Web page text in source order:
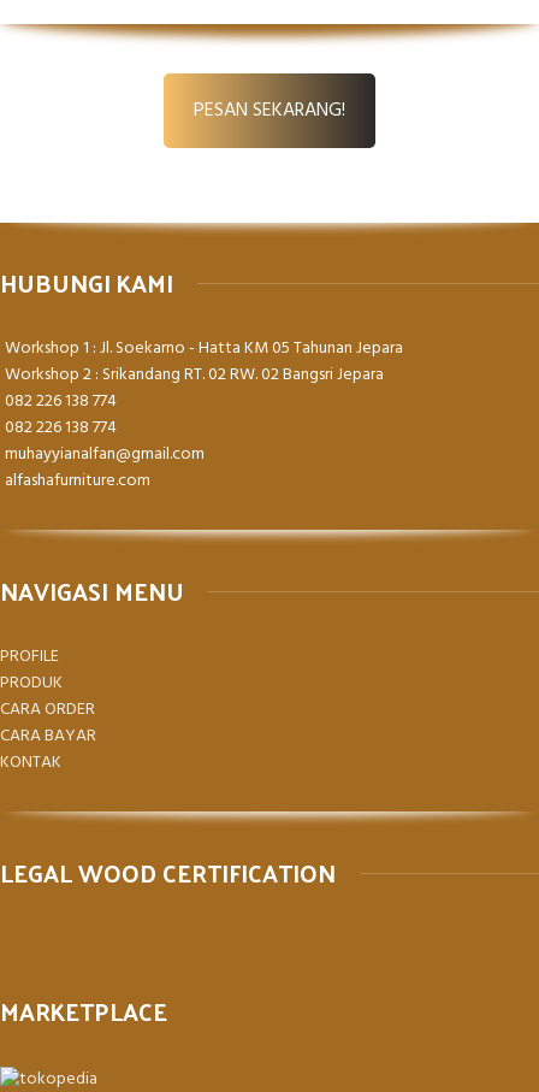
PESAN SEKARANG!
HUBUNGI KAMI
Workshop 1 : Jl. Soekarno - Hatta KM 05 Tahunan Jepara
Workshop 2 : Srikandang RT. 02 RW. 02 Bangsri Jepara
082 226 138 774
082 226 138 774
muhayyianalfan@gmail.com
alfashafurniture.com
NAVIGASI MENU
PROFILE
PRODUK
CARA ORDER
CARA BAYAR
KONTAK
LEGAL WOOD CERTIFICATION
MARKETPLACE